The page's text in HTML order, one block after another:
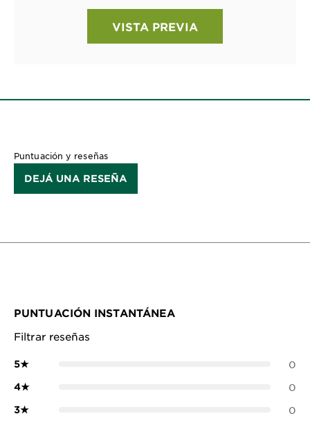
VISTA PREVIA
Puntuación y reseñas
DEJÁ UNA RESEÑA
PUNTUACIÓN INSTANTÁNEA
Filtrar reseñas
5★ 0
4★ 0
3★ 0